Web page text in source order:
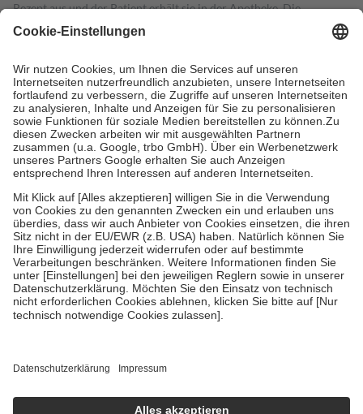
Rezept aus und der Patient erhält sie in der Apotheke. Die
gesetzliche Krankenversicherung übernimmt in der Regel die
Kosten dafür, der Versicherte trägt einen Teil davon als Zuzahlung
Grundsätzlich leisten Mitglieder Zuzahlungen in Höhe von zehn
Prozent des Abgabepreises,mindestens jedochfünf Euround
höchstens zehn Euro.Es sind jedoch nie mehr als die tatsächlichen
Kosten der Leistung zu entrichten.
Diese Regeln gelten grundsätzlich auch für Online-Apotheken.
Bei Heilmitteln und häuslicher Krankenpflege beträgt die
Zuzahlung zehn Prozent der Kosten sowie zehn Euro je
Verordnung.
Um das Engagement der Versicherten für ihre eigene Gesundheit zu
stärken und die besondere Stellung der Familie zu unterstützen,
fallenkeine Zuzahlungenan bei:
• Kindern und Jugendlichen bis zum vollendeten 18. Lebensjahr
mit Ausnahme der Fahrkosten
• Untersuchungen zur Vorsorge und Früherkennung, die von der
GKV getragen werden
Einholung von Bewertungen. Trusted Shops hat Maßnahmen